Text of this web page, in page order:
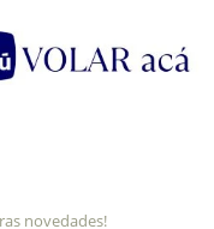
novedades!